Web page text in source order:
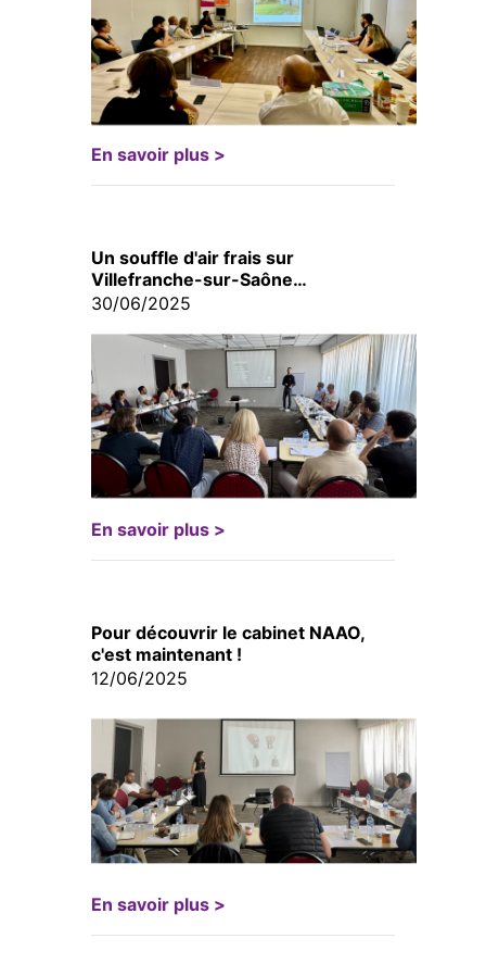
En savoir plus >
Un souffle d'air frais sur
Villefranche-sur-Saône…
30/06/2025
En savoir plus >
Pour découvrir le cabinet NAAO,
c'est maintenant !
12/06/2025
En savoir plus >